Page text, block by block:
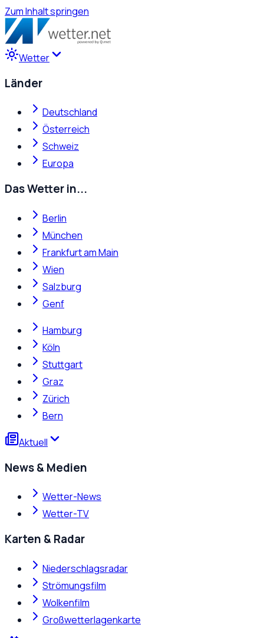
Zum Inhalt springen
Wetter
Länder
Deutschland
Österreich
Schweiz
Europa
Das Wetter in...
Berlin
München
Frankfurt am Main
Wien
Salzburg
Genf
Hamburg
Köln
Stuttgart
Graz
Zürich
Bern
Aktuell
News & Medien
Wetter-News
Wetter-TV
Karten & Radar
Niederschlagsradar
Strömungsfilm
Wolkenfilm
Großwetterlagenkarte